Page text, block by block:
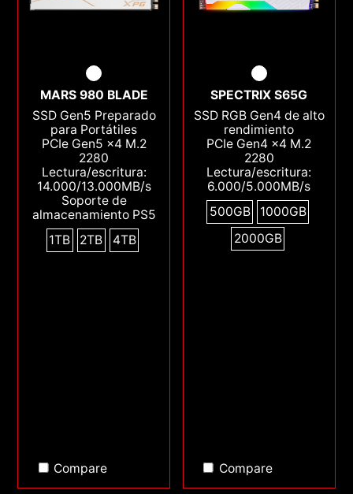
MARS 980 BLADE
SSD Gen5 Preparado
para Portátiles
PCIe Gen5 x4 M.2
2280
Lectura/escritura:
14.000/13.000MB/s
Soporte de
almacenamiento PS5
1TB
2TB 4TB
Compare
SPECTRIX S65G
SSD RGB Gen4 de alto
rendimiento
PCIe Gen4 x4 M.2
2280
Lectura/escritura:
6.000/5.000MB/s
500GB
1000GB
2000GB
Compare